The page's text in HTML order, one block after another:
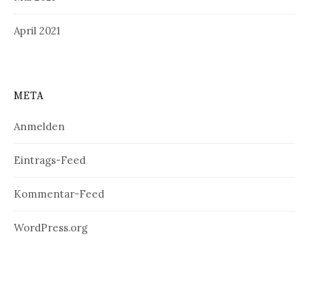
April 2021
META
Anmelden
Eintrags-Feed
Kommentar-Feed
WordPress.org